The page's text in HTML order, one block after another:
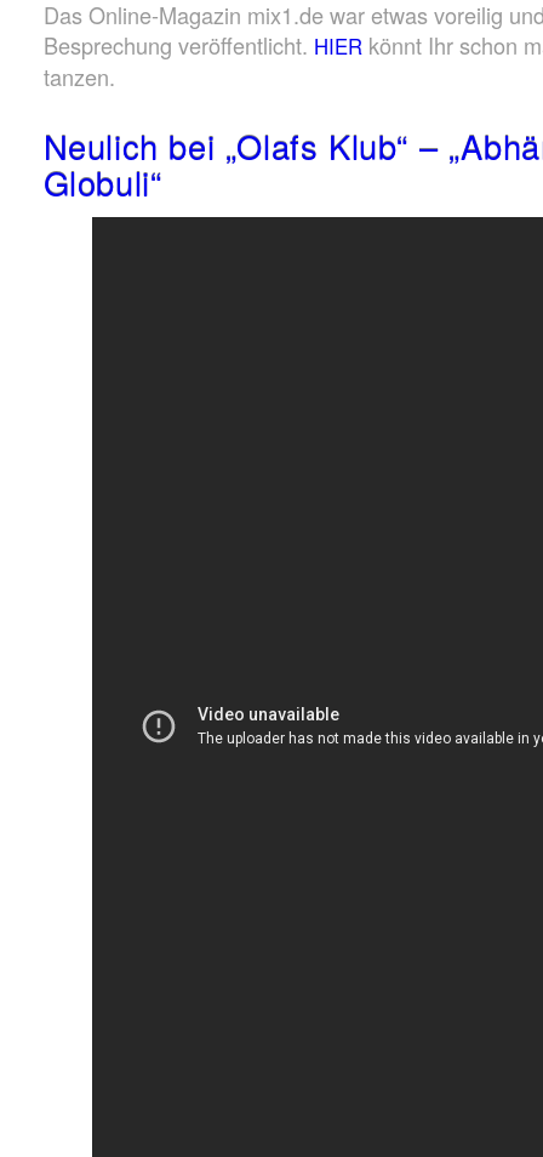
Das Online-Magazin mix1.de war etwas voreilig
Besprechung veröffentlicht. HIER könnt Ihr schon
tanzen.
Neulich bei „Olafs Klub“ –
Globuli“